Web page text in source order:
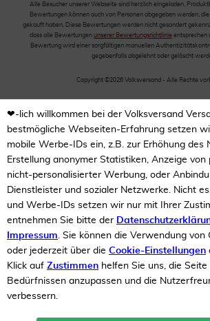
Alle Besucher unserer Webseite sind herzlich eingeladen,
Bewertungen können auch von Personen abgegeben werden,
gekauft haben. Diese Bewertungen werden nicht gesondert
dass alle Bewertungen unserer Bewertungsrichtlinie entsprechen
Bewertung wird einer sorgfältigen manuellen
gegebenfalls abgelehnt oder gelöscht
Copyright ©2026 Volksversand - Alle Rechte
❤-lich willkommen bei der Volksversand
bestmögliche Webseiten-Erfahrung setzen
mobile Werbe-IDs ein, z.B. zur Erhöhung des
Erstellung anonymer Statistiken, Anzeige
nicht-personalisierter Werbung, oder
Dienstleister und sozialer Netzwerke. Nicht
und Werbe-IDs setzen wir nur mit Ihrer
entnehmen Sie bitte der
Impressum. Sie können die Verwendung von
oder jederzeit über die Cookie-Einstellungen
Klick auf Zustimmen helfen Sie uns, die
Bedürfnissen anzupassen und die
verbessern.